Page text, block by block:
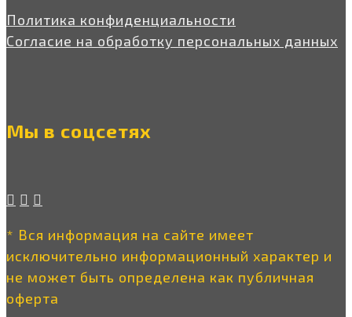
Политика конфиденциальности
Согласие на обработку персональных данных
Мы в соцсетях
* Вся информация на сайте имеет
исключительно информационный характер и
не может быть определена как публичная
оферта